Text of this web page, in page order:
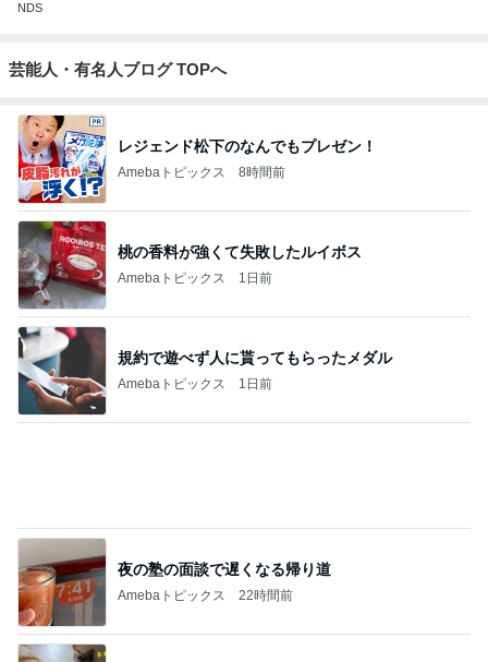
NDS
芸能人・有名人ブログ TOPへ
レジェンド松下のなんでもプレゼン！
Amebaトピックス 8時間前
桃の香料が強くて失敗したルイボス
Amebaトピックス 1日前
規約で遊べず人に貰ってもらったメダル
Amebaトピックス 1日前
予報に反してなかなかやまなかった雨
Amebaトピックス 1日前